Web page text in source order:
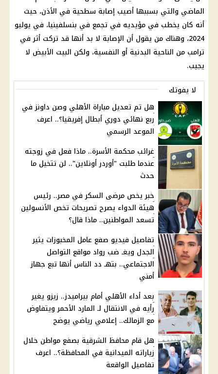
الماضي والتي بسببها أصيب إصابة سطحية في الأذن، حيث
أنه كان يخطب في مؤيديه في تجمع في بنسلفينيا، في يوليو
2024، وهناك من يقول أن الإصابة لا بد أنها قد تركت أثر في
ترامب من الناحية البدنية أو النفسية، ولكن البيت الأبيض لا
يجيب.
لا يفوتك
هل تم تعديل مباراة الأهلي وصن داونز في
ربع نهائي دوري أبطال إفريقيا؟.. اعرف
الموعد الرسمي
غرائب محكمة الأسرة.. ماذا فعل في زوجته
عندما طلبت "أوردر أونلاين".. لن تتخيل ما
حدث
خبر يخص مرضى السكر في مصر.. رئيس
هيئة الدواء يصرح تصريحات تخص الأنسولين
تسعد المواطنين.. ماذا قال؟
تفاصيل فيديو صفع عامل المخبوزات يثير
الجدل ويغـ ضب رواد مواقع التواصل
الاجتماعي.. بتهـ دد الناس أنها تبع جهاز
أمني
بعد أداء الأهلي أمام بيراميدز.. زيزو يغير
رأيه في الانتقال لـ المارد الأحمر ويتفاوض
مع الزمالك.. إعلامي رياضي يوضح
هل قام محافظ الشرقية بصفع مواطن خلال
زياراته الميدانية في المحافظة؟.. اعرف
تفاصيل الواقعة